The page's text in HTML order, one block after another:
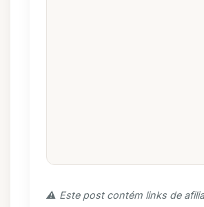
⚠️ Este post contém links de